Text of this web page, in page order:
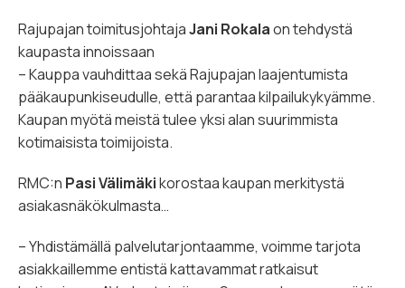
Rajupajan toimitusjohtajaJani Rokalaon tehdystä
kaupasta innoissaan
– Kauppa vauhdittaa sekä Rajupajan laajentumista
pääkaupunkiseudulle, että parantaa kilpailukykyämme.
Kaupan myötä meistä tulee yksi alan suurimmista
kotimaisista toimijoista.
RMC:n Pasi Välimäkikorostaa kaupan merkitystä
asiakasnäkökulmasta…
– Yhdistämällä palvelutarjontaamme, voimme tarjota
asiakkaillemme entistä kattavammat ratkaisut